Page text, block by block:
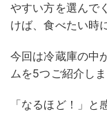
やすい方を選んで
けば、食べたい時
今回は冷蔵庫の中
ムを5つご紹介しま
「なるほど！」